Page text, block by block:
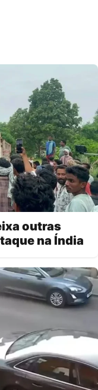
outras
na Índia